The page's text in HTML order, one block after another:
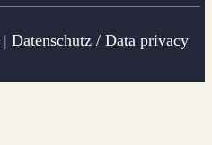
| Datenschutz / Data privacy